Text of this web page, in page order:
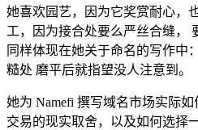
她喜欢园艺，因为它奖赏耐心，
工，因为接合处要么严丝合缝，
同样体现在她关于命名的写作中
糙处 磨平后就指望没人注意到。
她为 Namefi 撰写域名市场实际
交易的现实取舍，以及如何选择